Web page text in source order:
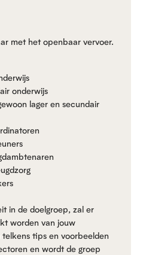
met het openbaar vervoer.
onderwijs
lager en secundair
in de doelgroep, zal er
worden van jouw
tips en voorbeelden
en wordt de groep